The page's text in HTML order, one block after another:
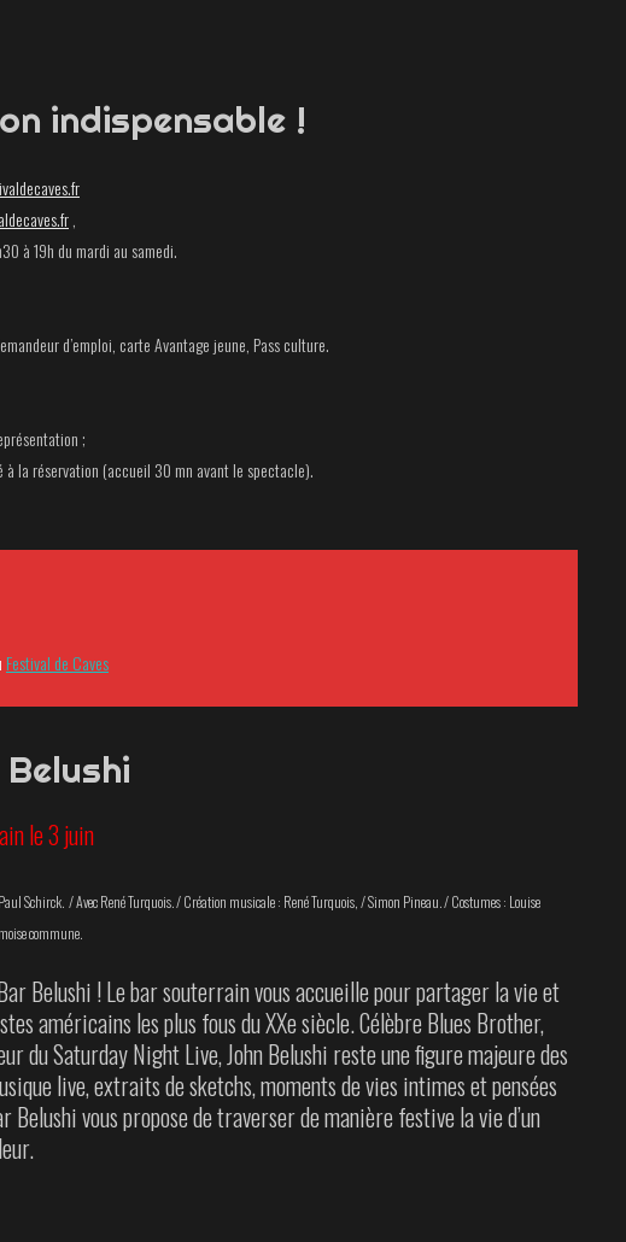
indispensable !
,
à 19h du mardi au samedi.
d’emploi, carte Avantage jeune, Pass culture.
;
à la réservation (accueil 30 mn avant le spectacle).
Festival de Caves
le 3 juin
Schirck. / Avec René Turquois. / Création musicale : René Turquois, / Simon Pineau. / Costumes : Louise
commune.
Belushi ! Le bar souterrain vous accueille pour partager la vie et
américains les plus fous du XXe siècle. Célèbre Blues Brother,
du Saturday Night Live, John Belushi reste une figure majeure des
live, extraits de sketchs, moments de vies intimes et pensées
Belushi vous propose de traverser de manière festive la vie d’un